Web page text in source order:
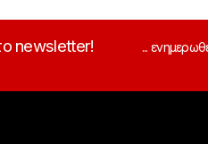
newsletter! ...